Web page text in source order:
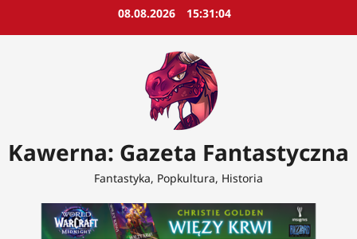
08.08.2026 15:31:06
Kawerna: Gazeta Fantastyczna
Fantastyka, Popkultura, Historia